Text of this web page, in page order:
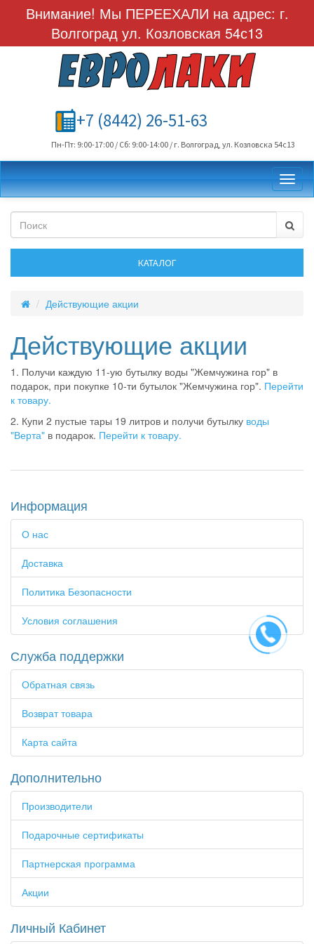
Внимание! Мы ПЕРЕЕХАЛИ на адрес: г.
Волгоград ул. Козловская 54с13
+7 (8442) 26-51-63
Пн-Пт: 9:00-17:00 / Сб: 9:00-14:00 / г. Волгоград, ул. Козловска 54с13
Действующие акции
Действующие акции
1. Получи каждую 11-ую бутылку воды "Жемчужина гор" в
подарок, при покупке 10-ти бутылок "Жемчужина гор". Перейти
к товару.
2. Купи 2 пустые тары 19 литров и получи бутылку воды
"Верта" в подарок. Перейти к товару.
Информация
О нас
Доставка
Политика Безопасности
Условия соглашения
Служба поддержки
Обратная связь
Возврат товара
Карта сайта
Дополнительно
Производители
Подарочные сертификаты
Партнерская программа
Акции
Личный Кабинет